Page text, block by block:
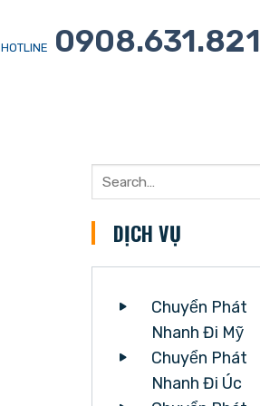
HOTLINE 0908.631.821
DỊCH VỤ
Chuyển Phát
Nhanh Đi Mỹ
Chuyển Phát
Nhanh Đi Úc